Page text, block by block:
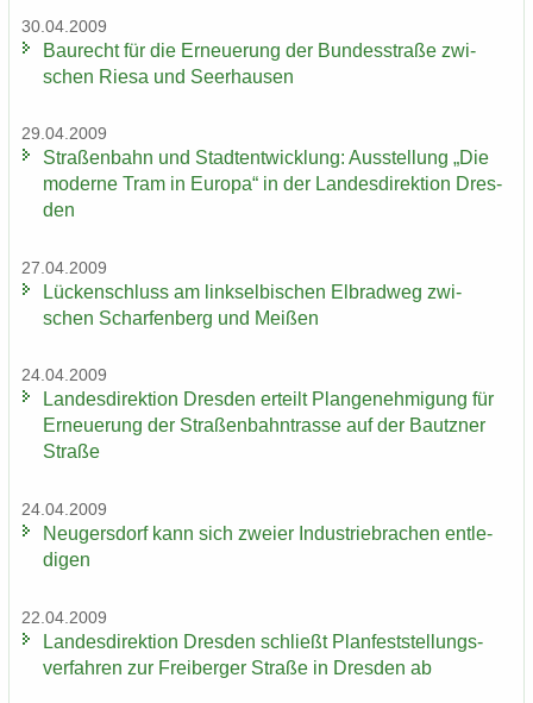
30.04.2009
Bau­recht für die Er­neue­rung der Bun­des­stra­ße zwi­
schen Riesa und Seer­hau­sen
29.04.2009
Stra­ßen­bahn und Stadt­ent­wick­lung: Aus­stel­lung „Die
mo­der­ne Tram in Eu­ro­pa“ in der Lan­des­di­rek­ti­on Dres­
den
27.04.2009
Lü­cken­schluss am linksel­bi­schen El­brad­weg zwi­
schen Schar­fen­berg und Mei­ßen
24.04.2009
Lan­des­di­rek­ti­on Dres­den er­teilt Plan­ge­neh­mi­gung für
Er­neue­rung der Stra­ßen­bahn­tras­se auf der Bautz­ner
Stra­ße
24.04.2009
Neu­gers­dorf kann sich zwei­er In­dus­trie­bra­chen ent­le­
di­gen
22.04.2009
Lan­des­di­rek­ti­on Dres­den schließt Plan­fest­stel­lungs­
ver­fah­ren zur Frei­ber­ger Stra­ße in Dres­den ab